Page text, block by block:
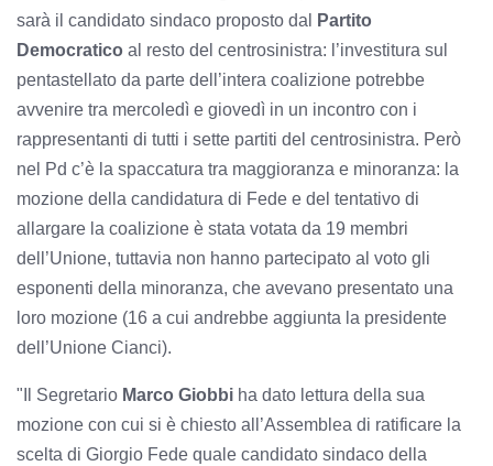
sarà il candidato sindaco proposto dal
Partito
Democratico al resto del centrosinistra: l’investitura sul
pentastellato da parte dell’intera coalizione potrebbe
avvenire tra mercoledì e giovedì in un incontro con i
rappresentanti di tutti i sette partiti del centrosinistra. Però
nel Pd c’è la spaccatura tra maggioranza e minoranza: la
mozione della candidatura di Fede e del tentativo di
allargare la coalizione è stata votata da 19 membri
dell’Unione, tuttavia non hanno partecipato al voto gli
esponenti della minoranza, che avevano presentato una
loro mozione (16 a cui andrebbe aggiunta la presidente
dell’Unione Cianci).
"Il Segretario Marco Giobbi ha dato lettura della sua
mozione con cui si è chiesto all’Assemblea di ratificare la
scelta di Giorgio Fede quale candidato sindaco della